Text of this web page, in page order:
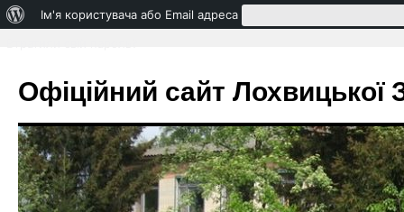
ПроІм'я користувача або Email адреса
Офіційний сайт Лохвицької